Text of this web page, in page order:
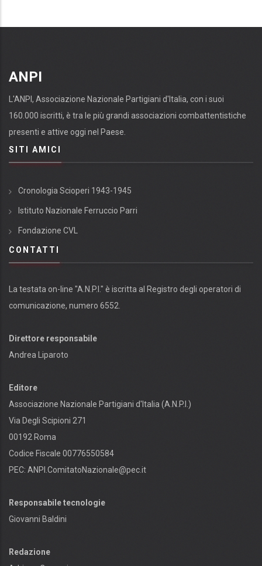
ANPI
L'ANPI, Associazione Nazionale Partigiani d'Italia, con i suoi
160.000 iscritti, è tra le più grandi associazioni combattentistiche
presenti e attive oggi nel Paese.
SITI AMICI
Cronologia Scioperi 1943-1945
Istituto Nazionale Ferruccio Parri
Fondazione CVL
CONTATTI
La testata on-line "A.N.P.I." è iscritta al Registro degli operatori di
comunicazione, numero 6552.
Direttore responsabile
Andrea Liparoto
Editore
Associazione Nazionale Partigiani d'Italia (A.N.P.I.)
Via Degli Scipioni 271
00192 Roma
Codice Fiscale 00776550584
PEC: ANPI.ComitatoNazionale@pec.it
Responsabile tecnologie
Giovanni Baldini
Redazione